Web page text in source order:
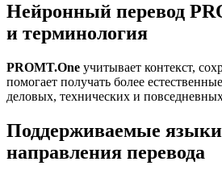
Нейронный перевод
и терминология
PROMT.One учитывает контекст,
помогает получать более
деловых, технических и
Поддерживаемые
направления перевода